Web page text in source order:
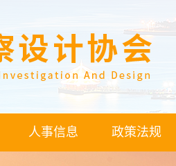
人事信息 政策法规